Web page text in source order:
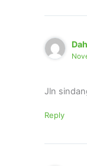
Jln
Reply